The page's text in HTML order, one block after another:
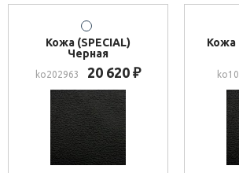
Кожа (SPECIAL)
Черная
ko202963 20 620 ₽
Кожа